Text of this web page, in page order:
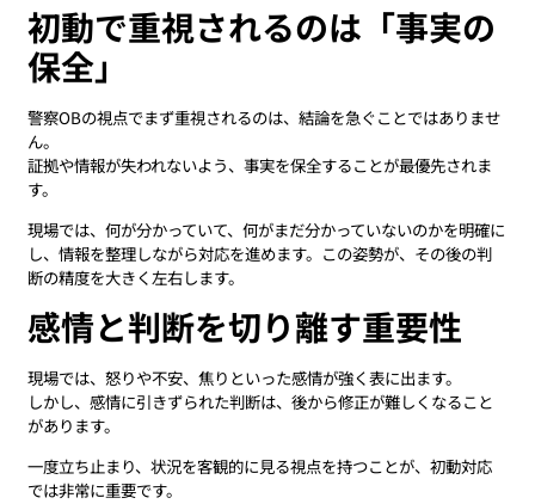
初動で重視されるのは「事実の
保全」
警察OBの視点でまず重視されるのは、結論を急ぐことではありませ
ん。
証拠や情報が失われないよう、事実を保全することが最優先されま
す。
現場では、何が分かっていて、何がまだ分かっていないのかを明確に
し、情報を整理しながら対応を進めます。この姿勢が、その後の判
断の精度を大きく左右します。
感情と判断を切り離す重要性
現場では、怒りや不安、焦りといった感情が強く表に出ます。
しかし、感情に引きずられた判断は、後から修正が難しくなること
があります。
一度立ち止まり、状況を客観的に見る視点を持つことが、初動対応
では非常に重要です。